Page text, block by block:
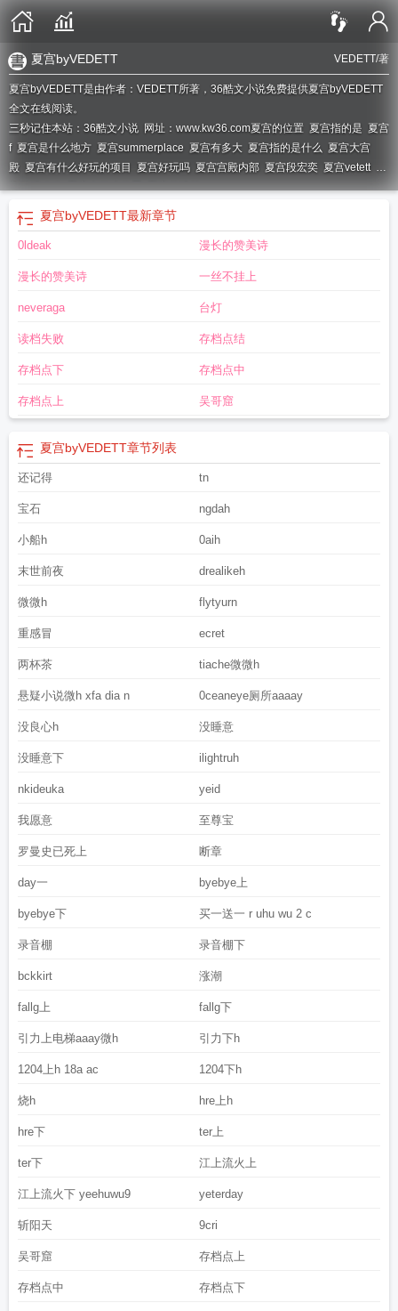
VEDETT/著
夏宫byVEDETT
夏宫byVEDETT是由作者：VEDETT所著，36酷文小说免费提供夏宫byVEDETT
全文在线阅读。
三秒记住本站：36酷文小说 网址：www.kw36.com夏宫的位置 夏宫指的是 夏宫
f 夏宫是什么地方 夏宫summerplace 夏宫有多大 夏宫指的是什么 夏宫大宫
殿 夏宫有什么好玩的项目 夏宫好玩吗 夏宫宫殿内部 夏宫段宏奕 夏宫vetett 夏
宫游玩攻略夏宫在什么位置夏宫的建筑
夏宫byVEDETT最新章节
0ldeak 漫长的赞美诗
漫长的赞美诗 一丝不挂上
neveraga 台灯
读档失败 存档点结
存档点下 存档点中
存档点上 吴哥窟
夏宫byVEDETT章节列表
还记得 tn
宝石 ngdah
小船h 0aih
末世前夜 drealikeh
微微h flytyurn
重感冒 ecret
两杯茶 tiache微微h
悬疑小说微h xfa dia n 0ceaneye厕所aaaay
没良心h 没睡意
没睡意下 ilightruh
nkideuka yeid
我愿意 至尊宝
罗曼史已死上 断章
day一 byebye上
byebye下 买一送一 r uhu wu 2 c
录音棚 录音棚下
bckkirt 涨潮
fallg上 fallg下
引力上电梯aaay微h 引力下h
1204上h 18a ac 1204下h
烧h hre上h
hre下 ter上
ter下 江上流火上
江上流火下 yeehuwu9 yeterday
斩阳天 9cri
吴哥窟 存档点上
存档点中 存档点下